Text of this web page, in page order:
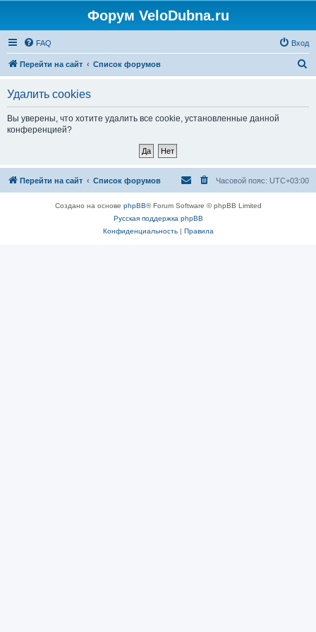
Форум VeloDubna.ru
FAQ Вход
Перейти на сайт Список форумов
Удалить cookies
Вы уверены, что хотите удалить все cookie, установленные данной
конференцией?
Перейти на сайт Список форумов Часовой пояс: UTC+03:00
Создано на основе phpBB® Forum Software © phpBB Limited
Русская поддержка phpBB
Конфиденциальность| Правила